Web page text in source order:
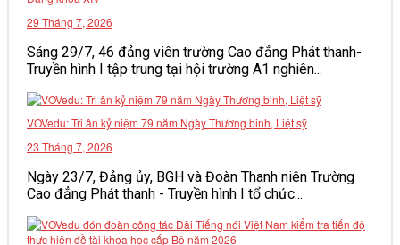
29 Tháng 7, 2026
Sáng 29/7, 46 đảng viên trường Cao đẳng Phát thanh-
Truyền hình I tập trung tại hội trường A1 nghiên...
VOVedu: Tri ân kỷ niệm 79 năm Ngày Thương binh, Liệt sỹ
23 Tháng 7, 2026
Ngày 23/7, Đảng ủy, BGH và Đoàn Thanh niên Trường
Cao đẳng Phát thanh - Truyền hình I tổ chức...